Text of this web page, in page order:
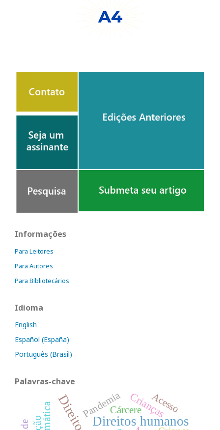
Informações
Para Leitores
Para Autores
Para Bibliotecários
Idioma
English
Español (España)
Português (Brasil)
Palavras-chave
Direitos humanos
Crianças
Pandemia Acesso
Cárcere